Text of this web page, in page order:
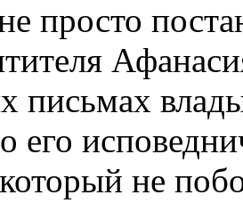
просто
письмах
о его
не